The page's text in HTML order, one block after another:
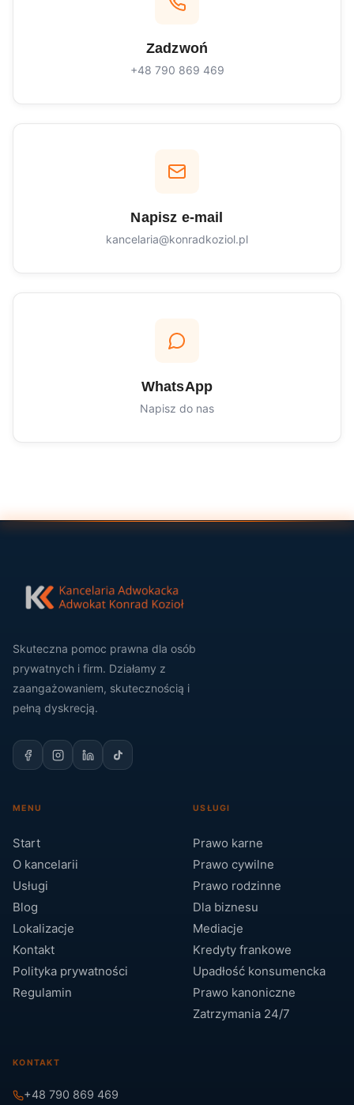
Zadzwoń
+48 790 869 469
Napisz e-mail
kancelaria@konradkoziol.pl
WhatsApp
Napisz do nas
Skuteczna pomoc prawna dla osób
prywatnych i firm. Działamy z
zaangażowaniem, skutecznością i
pełną dyskrecją.
MENU
Start
O kancelarii
Usługi
Blog
Lokalizacje
Kontakt
Polityka prywatności
Regulamin
USŁUGI
Prawo karne
Prawo cywilne
Prawo rodzinne
Dla biznesu
Mediacje
Kredyty frankowe
Upadłość konsumencka
Prawo kanoniczne
Zatrzymania 24/7
KONTAKT
+48 790 869 469